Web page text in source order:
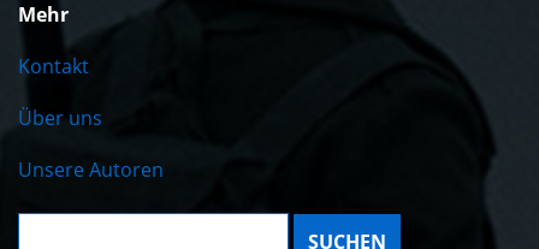
Mehr
Kontakt
Über uns
Unsere Autoren
Suche: